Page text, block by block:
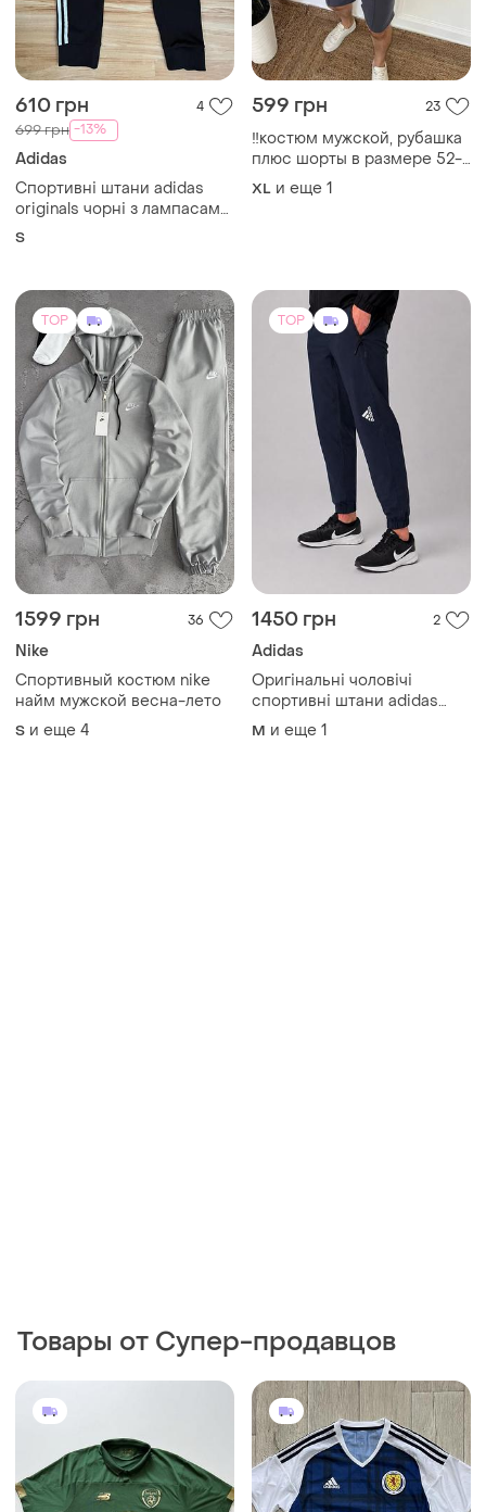
Adidas
Спортивні штани adidas
originals чорні з лампасами
звужені стильні спортивні
штани adidas originals
чорного кольору
S
‼️костюм мужской, рубашка
плюс шорты в размере 52-
54!!️
XL и еще 1
TOP
1599 грн 36
Nike
Спортивный костюм nike
найм мужской весна-лето
и еще 4
TOP
1450 грн
Оригінальні чоловічі
спортивні штани adidas
графіт літні мікрофібра
джогери для бігу та
тренувань
M и еще 1